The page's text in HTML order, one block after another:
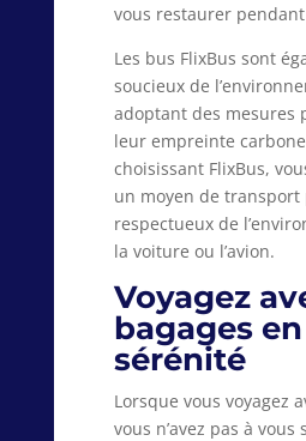
vous restaurer pendant
Les bus FlixBus sont
soucieux de
adoptant des mesures
leur empreinte
choisissant FlixBus,
un moyen de transport
respectueux de
la voiture ou l’avion.
Voyagez
bagages
sérénité
Lorsque vous voyagez
vous n’avez pas à vous